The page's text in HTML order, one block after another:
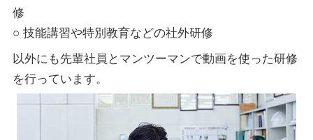
修
○ 技能講習や特別教育などの社外研修
以外にも先輩社員とマンツーマンで動画を使った研修
を行っています。